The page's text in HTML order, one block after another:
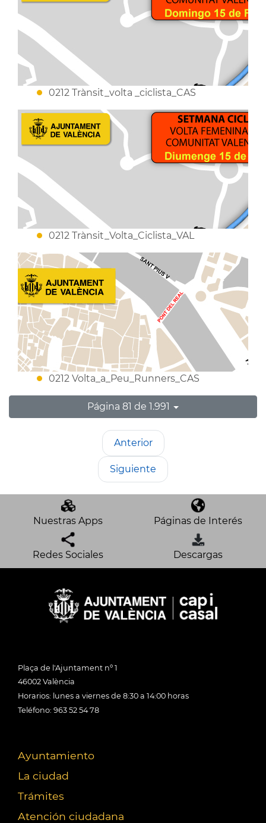
0212 Trànsit_volta _ciclista_CAS
0212 Trànsit_Volta_Ciclista_VAL
0212 Volta_a_Peu_Runners_CAS
Página 81 de 1.991
Anterior
Siguiente
Nuestras Apps Páginas de Interés
Redes Sociales Descargas
Plaça de l'Ajuntament nº 1
46002 València
Horarios: lunes a viernes de 8:30 a 14:00 horas
Teléfono: 963 52 54 78
Ayuntamiento
La ciudad
Trámites
Atención ciudadana